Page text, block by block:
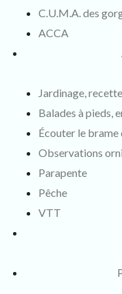
C.U.M.A. des
ACCA
Jardinage,
Balades à pieds,
Écouter le brame
Observations
Parapente
Pêche
VTT